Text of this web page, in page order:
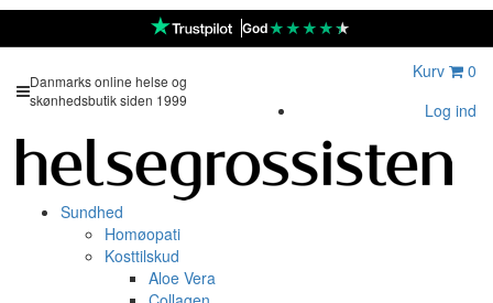
God★★★★★
Danmarks online helse og
skønhedsbutik siden 1999
Kurv
0
Log ind
Sundhed
Homøopati
Kosttilskud
Aloe Vera